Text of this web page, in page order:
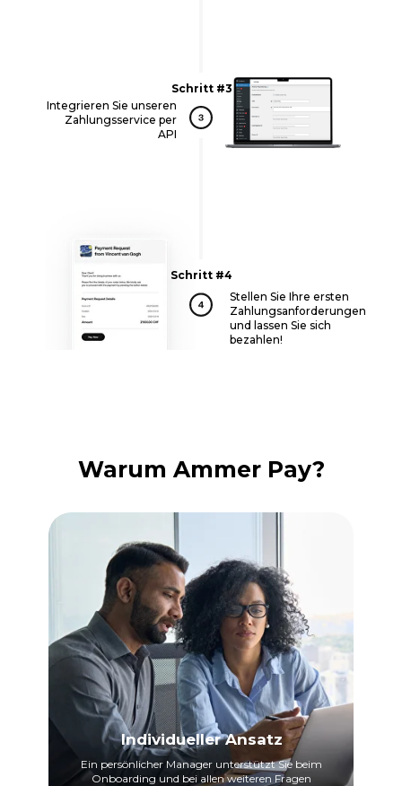
Integrieren Sie unseren
Zahlungsservice per
API
Stellen Sie Ihre ersten
Zahlungsanforderungen
und lassen Sie sich
bezahlen!
Schritt #3
Schritt #4
Warum Ammer Pay?
Individueller Ansatz
Ein persönlicher Manager unterstützt Sie beim
Onboarding und bei allen weiteren Fragen